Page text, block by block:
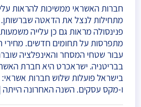
חברות האשראי ממשיכות להראות
מתחילות לנצל את הדאטה שברשותן.
פנינסולה מראות גם כן עלייה
מתפרסות על תחומים חדשים. מחירי
עבור שטחי המסחר והאינפלציה
בבריטניה. ישראכרט היא חברת
בישראל פועלות שלוש חברות
ו-מקס עסקים. השנה האחרונה